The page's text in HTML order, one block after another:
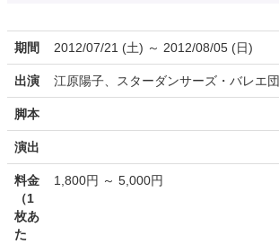
期間 2012/07/21 (土) ～ 2012/08/05 (日)
出演 江原陽子、スターダンサーズ・バレエ団
脚本
演出
料金
（1
枚あ
た
1,800円 ～ 5,000円